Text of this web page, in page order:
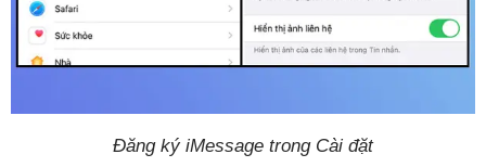
Đăng ký iMessage trong Cài đặt